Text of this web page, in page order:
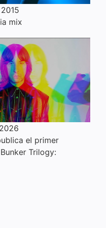
mix
el primer
Trilogy: